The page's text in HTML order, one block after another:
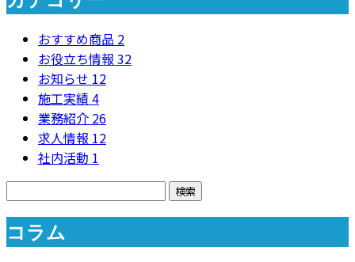
おすすめ商品 2
お役立ち情報 32
お知らせ 12
施工実績4
業務紹介 26
求人情報 12
社内活動 1
コラム